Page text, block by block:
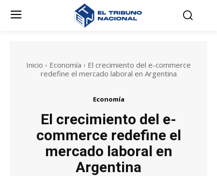
Inicio Economía
El crecimiento del e-commerce
redefine el mercado laboral en Argentina
Economía
El crecimiento del e-
commerce redefine el
mercado laboral en
Argentina